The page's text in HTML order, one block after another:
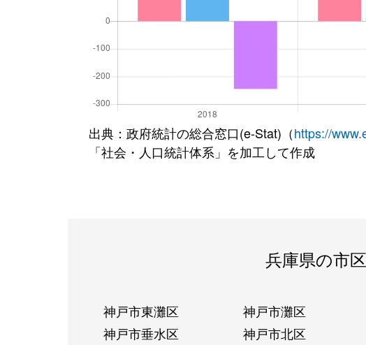
出典：政府統計の総合窓口(e-Stat)（https://
「社会・人口統計体系」を加工して作成
兵庫県の市
神戸市東灘区 神戸市灘区
神戸市垂水区
神戸市北区